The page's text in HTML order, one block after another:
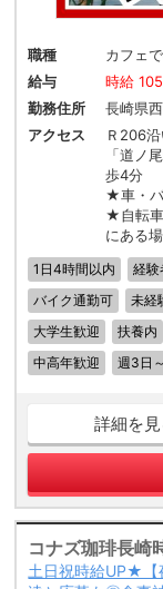
職種
カフェ
給与
時給
勤務住所
長崎県
アクセス
Ｒ206
「道ノ
歩4分
★車・バ
★自転車
にある
1日4時間以内 経験
バイク通勤可
未経
大学生歓迎
扶養内
中高年歓迎
週3日～
詳細を見
コナズ珈琲長崎
土日祝時給UP★【